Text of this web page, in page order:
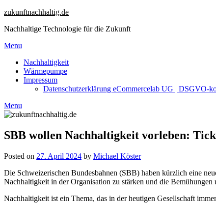
Skip
content
zukunftnachhaltig.de
Nachhaltige Technologie für die Zukunft
Menu
Nachhaltigkeit
Wärmepumpe
Impressum
Datenschutzerklärung eCommercelab UG | DSGVO-
Menu
SBB wollen Nachhaltigkeit vorleben:
Posted on 27. April 2024 by Michael Köster
Die Schweizerischen Bundesbahnen (SBB) haben kürzlich eine
Nachhaltigkeit in der Organisation zu stärken und die
Nachhaltigkeit ist ein Thema, das in der heutigen Gesellschaft